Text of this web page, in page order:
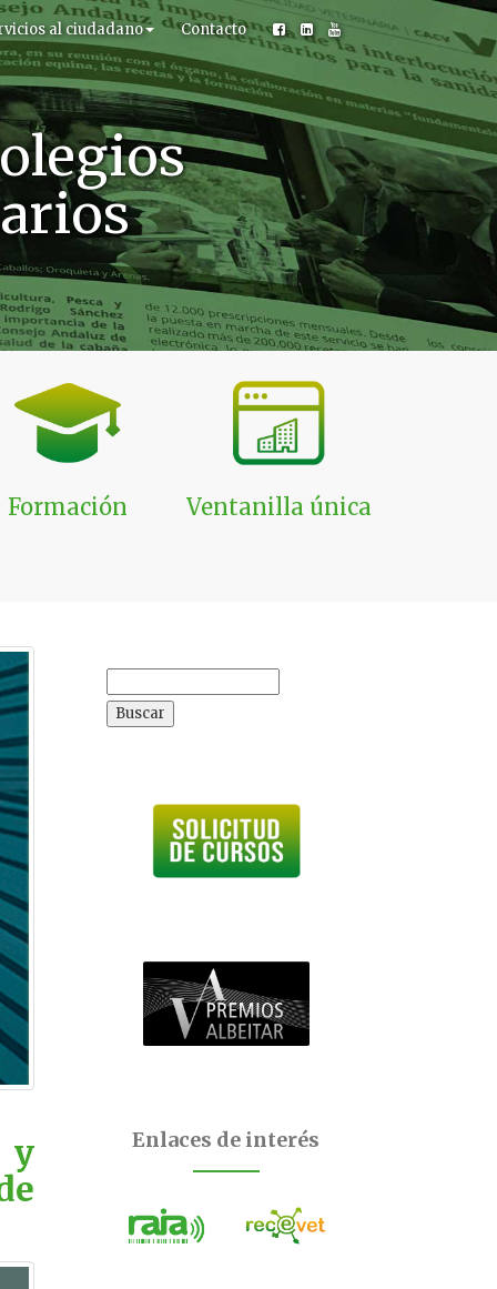
al ciudadano Contacto
Formación Ventanilla única
y
Enlaces de interés